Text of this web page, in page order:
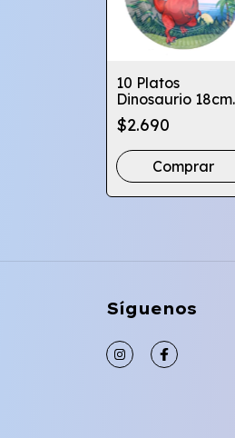
10 Platos
Dinosaurio 18cm.
Cumpleaños
Decoración
$2.690
Comprar
Síguenos